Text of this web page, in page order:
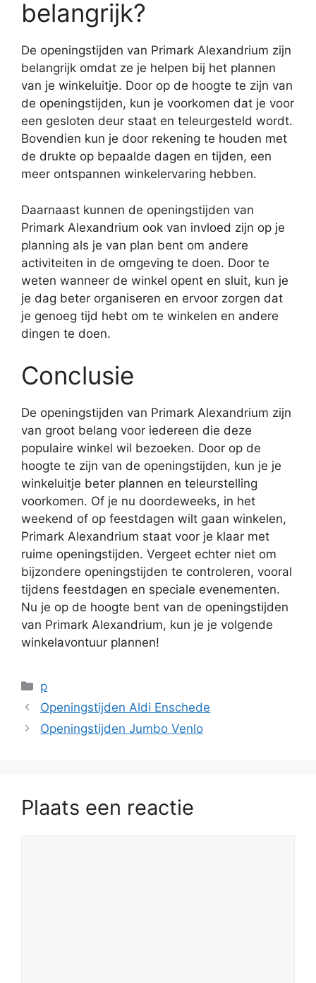
belangrijk?
De openingstijden van Primark Alexandrium zijn
belangrijk omdat ze je helpen bij het plannen
van je winkeluitje. Door op de hoogte te zijn van
de openingstijden, kun je voorkomen dat je voor
een gesloten deur staat en teleurgesteld wordt.
Bovendien kun je door rekening te houden met
de drukte op bepaalde dagen en tijden, een
meer ontspannen winkelervaring hebben.
Daarnaast kunnen de openingstijden van
Primark Alexandrium ook van invloed zijn op je
planning als je van plan bent om andere
activiteiten in de omgeving te doen. Door te
weten wanneer de winkel opent en sluit, kun je
je dag beter organiseren en ervoor zorgen dat
je genoeg tijd hebt om te winkelen en andere
dingen te doen.
Conclusie
De openingstijden van Primark Alexandrium zijn
van groot belang voor iedereen die deze
populaire winkel wil bezoeken. Door op de
hoogte te zijn van de openingstijden, kun je je
winkeluitje beter plannen en teleurstelling
voorkomen. Of je nu doordeweeks, in het
weekend of op feestdagen wilt gaan winkelen,
Primark Alexandrium staat voor je klaar met
ruime openingstijden. Vergeet echter niet om
bijzondere openingstijden te controleren, vooral
tijdens feestdagen en speciale evenementen.
Nu je op de hoogte bent van de openingstijden
van Primark Alexandrium, kun je je volgende
winkelavontuur plannen!
Categorieën
p
Openingstijden Aldi Enschede
Openingstijden Jumbo Venlo
Plaats een reactie